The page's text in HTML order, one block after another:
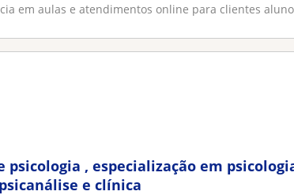
em aulas e atendimentos online para clientes
psicologia , especialização em
e clínica